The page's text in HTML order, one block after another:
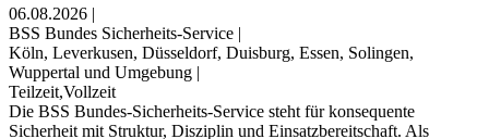
06.08.2026 |
BSS Bundes Sicherheits-Service |
Köln, Leverkusen, Düsseldorf, Duisburg, Essen, Solingen,
Wuppertal und Umgebung |
Teilzeit,Vollzeit
Die BSS Bundes-Sicherheits-Service steht für konsequente
Sicherheit mit Struktur, Disziplin und Einsatzbereitschaft. Als